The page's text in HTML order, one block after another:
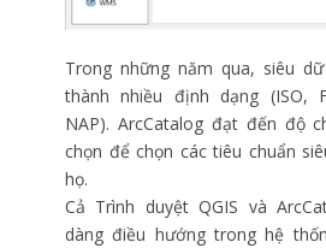
Trong những năm qua, siêu
thành nhiều định dạng (ISO,
NAP). ArcCatalog đạt đến độ
chọn để chọn các tiêu chuẩn
họ.
Cả Trình duyệt QGIS và
dàng điều hướng trong hệ